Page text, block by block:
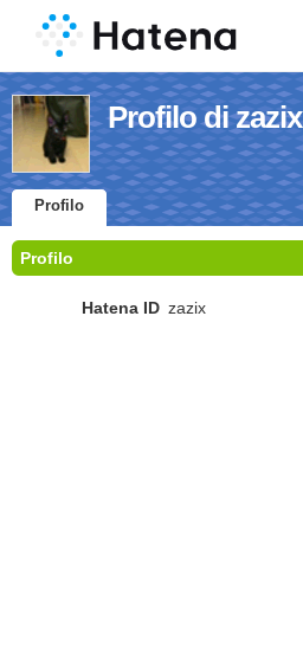
Profilo di zazix
Profilo
Profilo
Hatena ID zazix